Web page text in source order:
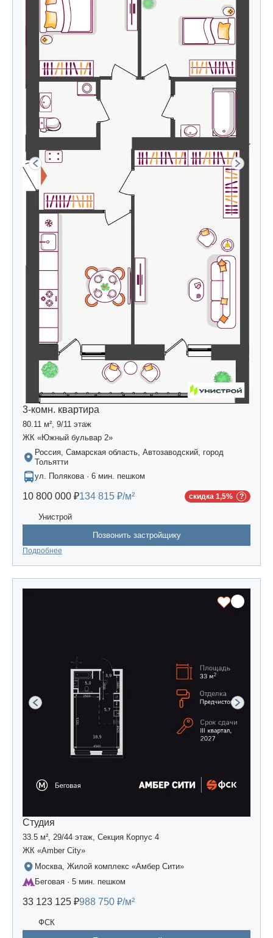
3-комн. квартира
80.11 м², 9/11 этаж
ЖК «Южный бульвар 2»
Россия, Самарская область, Автозаводский, город
Тольятти
ул. Полякова · 6 мин. пешком
10 800 000 ₽134 815 ₽/м² скидка 1,5%
Унистрой
Позвонить застройщику
Подробнее
Студия
33.5 м², 29/44 этаж, Секция Корпус 4
ЖК «Amber Сity»
Москва, Жилой комплекс «Амбер Сити»
Беговая · 5 мин. пешком
33 123 125 ₽988 750 ₽/м²
ФСК